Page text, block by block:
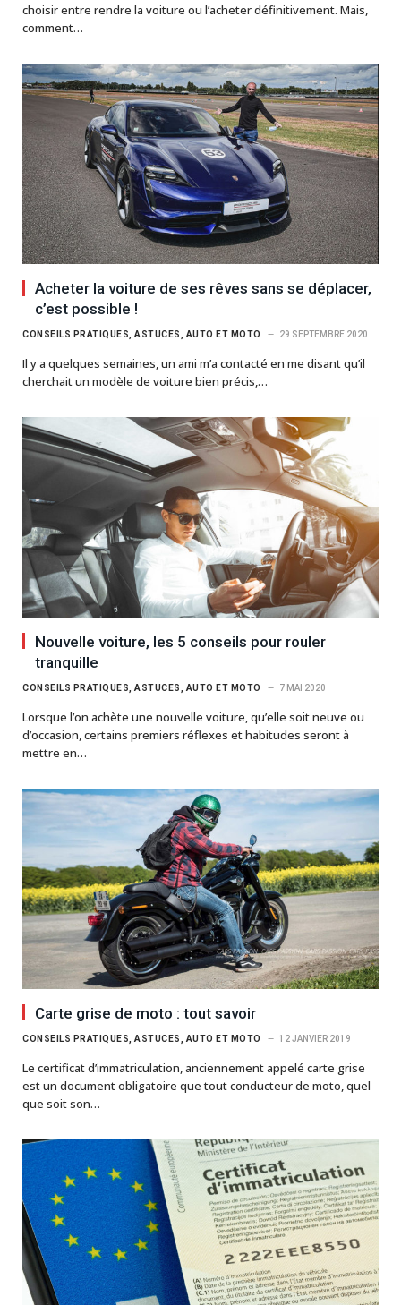
choisir entre rendre la voiture ou l’acheter définitivement. Mais,
comment…
Acheter la voiture de ses rêves sans se déplacer,
c’est possible !
CONSEILS PRATIQUES, ASTUCES, AUTO ET MOTO 29 SEPTEMBRE 2020
Il y a quelques semaines, un ami m’a contacté en me disant qu’il
cherchait un modèle de voiture bien précis,…
Nouvelle voiture, les 5 conseils pour rouler
tranquille
CONSEILS PRATIQUES, ASTUCES, AUTO ET MOTO 7 MAI 2020
Lorsque l’on achète une nouvelle voiture, qu’elle soit neuve ou
d’occasion, certains premiers réflexes et habitudes seront à
mettre en…
Carte grise de moto : tout savoir
CONSEILS PRATIQUES, ASTUCES, AUTO ET MOTO 12 JANVIER 2019
Le certificat d’immatriculation, anciennement appelé carte grise
est un document obligatoire que tout conducteur de moto, quel
que soit son…